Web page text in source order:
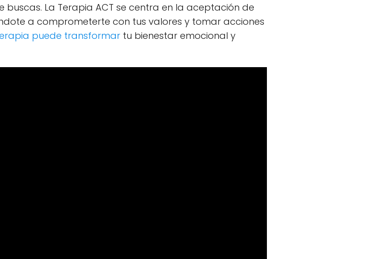
buscas. La Terapia ACT se centra en la aceptación de
a comprometerte con tus valores y tomar acciones
puede transformar tu bienestar emocional y